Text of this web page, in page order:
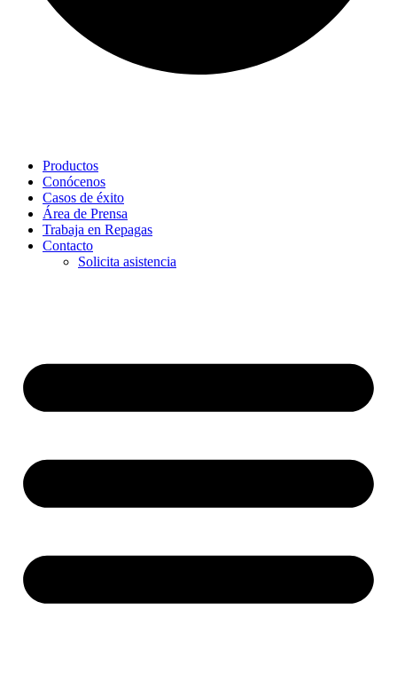
Productos
Conócenos
Casos de éxito
Área de Prensa
Trabaja en Repagas
Contacto
Solicita asistencia